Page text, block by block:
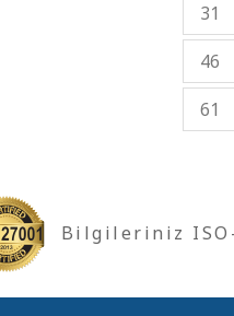
31
46
61
Bilgileriniz ISO-